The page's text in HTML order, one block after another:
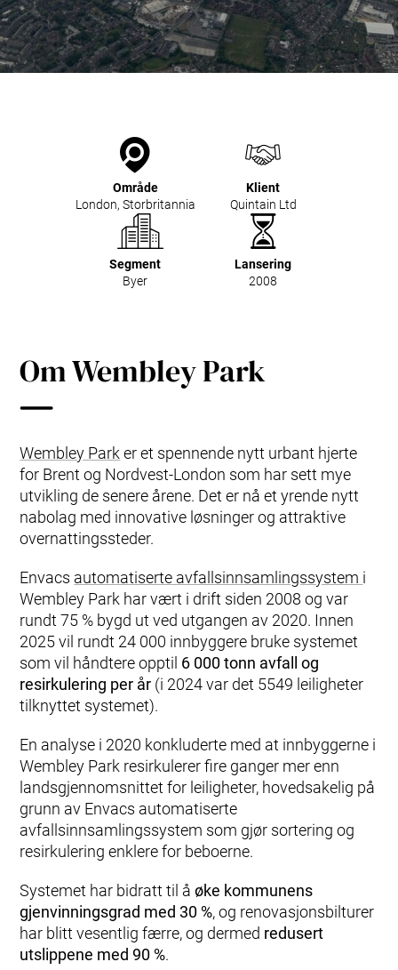
EAP – styresystem
Avfallsfraksjoner
R&D
Område
London, Storbritannia
Klient
Quintain Ltd
Segment
Byer
Lansering
2008
Om Wembley Park
Wembley Parker et spennende nytt urbant hjerte
for Brent og Nordvest-London som har sett mye
utvikling de senere årene. Det er nå et yrende nytt
nabolag med innovative løsninger og attraktive
overnattingssteder.
Envacs automatiserte avfallsinnsamlingssystem i
Wembley Park har vært i drift siden 2008 og var
rundt 75 % bygd ut ved utgangen av 2020. Innen
2025 vil rundt 24 000 innbyggere bruke systemet
som vil håndtere opptil 6 000 tonn avfall og
resirkulering per år (i 2024 var det 5549 leiligheter
tilknyttet systemet).
En analyse i 2020 konkluderte med at innbyggerne i
Wembley Park resirkulerer fire ganger mer enn
landsgjennomsnittet for leiligheter, hovedsakelig på
grunn av Envacs automatiserte
avfallsinnsamlingssystem som gjør sortering og
resirkulering enklere for beboerne.
Systemet har bidratt til åøke kommunens
gjenvinningsgrad med 30 %, og renovasjonsbilturer
har blitt vesentlig færre, og dermed redusert
utslippene med 90 %.